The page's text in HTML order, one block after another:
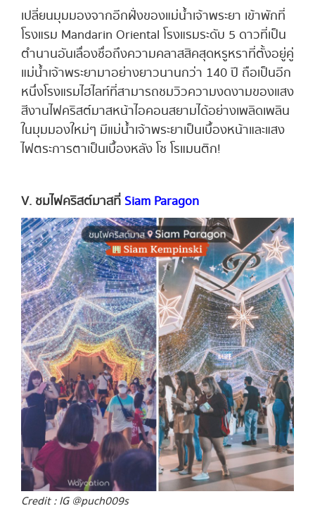
เปลี่ยนมุมมองจากอีกฝั่งของแม่น้ำเจ้าพระยา เข้าพักที่
โรงแรม Mandarin Oriental โรงแรมระดับ 5 ดาวที่เป็น
ตำนานอันเลื่องชื่อถึงความคลาสสิคสุดหรูหราที่ตั้งอยู่คู่
แม่น้ำเจ้าพระยามาอย่างยาวนานกว่า 140 ปี ถือเป็นอีก
หนึ่งโรงแรมไฮไลท์ที่สามารถชมวิวความงดงามของแสง
สีงานไฟคริสต์มาสหน้าไอคอนสยามได้อย่างเพลิดเพลิน
ในมุมมองใหม่ๆ มีแม่น้ำเจ้าพระยาเป็นเบื้องหน้าและแสง
ไฟตระการตาเป็นเบื้องหลัง โซ โรแมนติก!
V. ชมไฟคริสต์มาสที่ Siam Paragon
Credit : IG @puch009s